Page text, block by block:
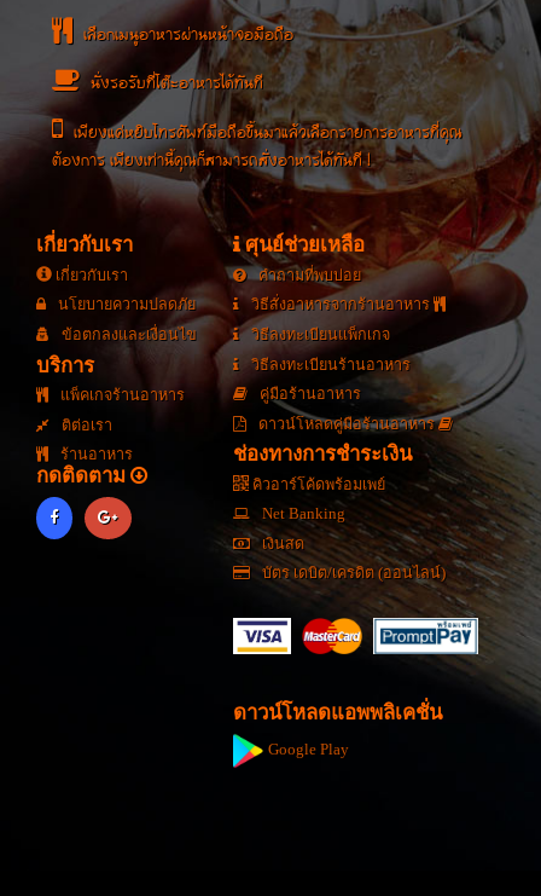
เลือกเมนูอาหารผ่านหน้าจอมือถือ
นั่งรอรับที่โต๊ะอาหารได้ทันที
เพียงแค่หยิบโทรศัพท์มือถือขึ้นมาแล้วเลือกรายการอาหารที่คุณ
ต้องการ เพียงเท่านี้คุณก็สามารถสั่งอาหารได้ทันที !
เกี่ยวกับเรา
เกี่ยวกับเรา
นโยบายความปลดภัย
ข้อตกลงและเงื่อนไข
บริการ
แพ็คเกจร้านอาหาร
ติต่อเรา
ร้านอาหาร
กดติดตาม
ศุนย์ช่วยเหลือ
คำถามที่พบบ่อย
วิธีสั่งอาหารจากร้านอาหาร
วิธีลงทะเบียนแพ็กเกจ
วิธีลงทะเบียนร้านอาหาร
คู่มือร้านอาหาร
ดาวน์โหลดคู่มือร้านอาหาร
ช่องทางการชำระเงิน
คิวอาร์โค้ดพร้อมเพย์
Net Banking
เงินสด
บัตร เดบิต/เครดิต (ออนไลน์)
ดาวน์โหลดแอพพลิเคชั่น
Google Play